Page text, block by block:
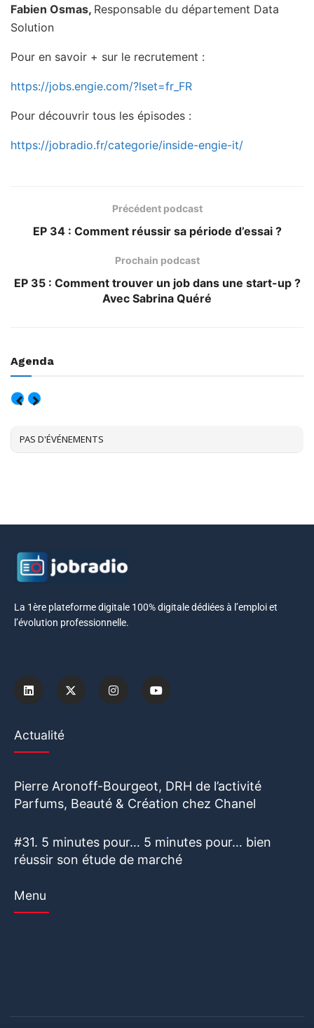
Fabien Osmas, Responsable du département Data
Solution
Pour en savoir + sur le recrutement :
https://jobs.engie.com/?lset=fr_FR
Pour découvrir tous les épisodes :
https://jobradio.fr/categorie/inside-engie-it/
Précédent podcast
EP 34 : Comment réussir sa période d’essai ?
Prochain podcast
EP 35 : Comment trouver un job dans une start-up ?
Avec Sabrina Quéré
Agenda
PAS D'ÉVÉNEMENTS
La 1ère plateforme digitale 100% digitale dédiées à l’emploi et
l’évolution professionnelle.
Actualité
Pierre Aronoff-Bourgeot, DRH de l’activité
Parfums, Beauté & Création chez Chanel
#31. 5 minutes pour… 5 minutes pour… bien
réussir son étude de marché
Menu